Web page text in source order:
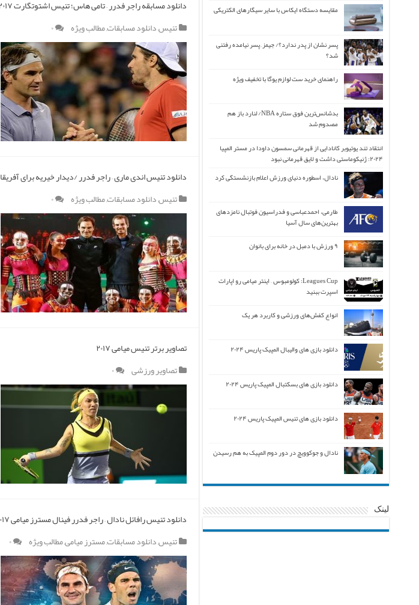
دانلود مسابقه راجر فدرر – تامی هاس؛ تنیس اشتوتگارت ۲۰۱۷
تنیس,دانلود مسابقات,مطالب ویژه ۰
دانلود تنیس اندی ماری – راجر فدرر /دیدار خیریه برای آفریقا
تنیس,دانلود مسابقات,مطالب ویژه ۰
تصاویر برتر تنیس میامی ۲۰۱۷
تصاویر ورزشی
۰
دانلود تنیس رافائل نادال – راجر فدرر فینال مسترز میامی ۲۰۱۷
تنیس,دانلود مسابقات,مسترز میامی,مطالب ویژه ۰
مقایسه دستگاه ایکاس با سایر سیگارهای الکتریکی
پسر نشان از پدر ندارد؟/ جیمز ِ پسر نیامده رفتنی
شد؟
راهنمای خرید ست لوازم یوگا با تخفیف ویژه
بدشانس‌ترین فوق ستاره NBA/ لنارد باز هم
مصدوم شد
انتقاد تند یوتیوبر کانادایی از قهرمانی سمسون داودا در مستر المپیا
۲۰۲۴: ژنیکوماستی داشت و لایق قهرمانی نبود
نادال، اسطوره دنیای ورزش اعلام بازنشستگی کرد
طارمی، احمدعباسی و فدراسیون فوتبال نامزدهای
بهترین‌های سال آسیا
۹ ورزش با دمبل در خانه برای بانوان
Leagues Cup: کولومبوس – اینتر میامی رو اپارات
اسپرت ببنید
انواع کفش‌های ورزشی و کاربرد هر یک
دانلود بازی های والیبال المپیک پاریس ۲۰۲۴
دانلود بازی های بسکتبال المپیک پاریس ۲۰۲۴
دانلود بازی های تنیس المپیک پاریس ۲۰۲۴
نادال و جوکوویچ در دور دوم المپیک به هم رسیدن
لینک